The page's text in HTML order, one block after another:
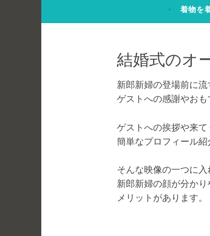
着物を
結婚式のオ
新郎新婦の登場前に流
ゲストへの感謝やおも
ゲストへの挨拶や来て
簡単なプロフィール紹
そんな映像の一つに入
新郎新婦の顔が分か
メリットがあります。